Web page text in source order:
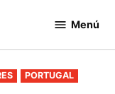
Menú
PORTUGAL